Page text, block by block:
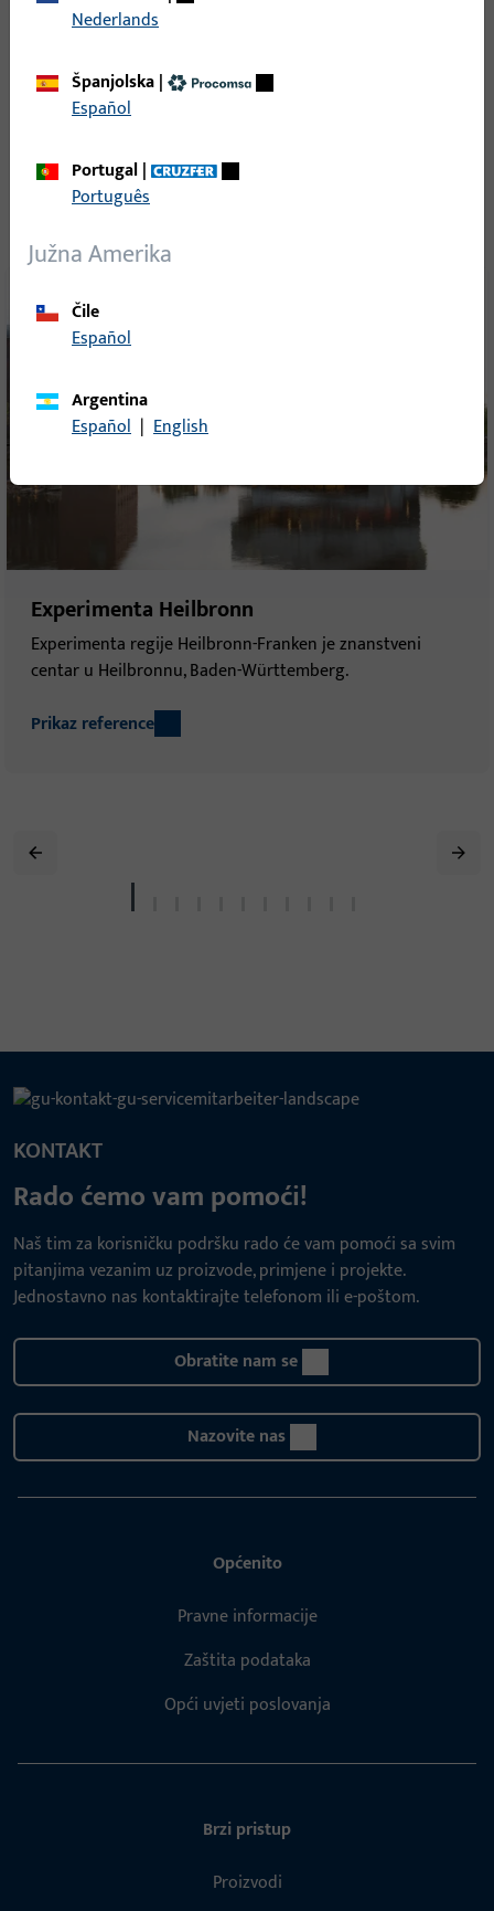
Sve reference
Daljnje reference iz iste branše
Experimenta Heilbronn
Experimenta regije Heilbronn-Franken je znanstveni
centar u Heilbronnu, Baden-Württemberg.
Prikaz reference
KONTAKT
Rado ćemo vam pomoći!
Naš tim za korisničku podršku rado će vam pomoći sa svim
pitanjima vezanim uz proizvode, primjene i projekte.
Jednostavno nas kontaktirajte telefonom ili e-poštom.
Obratite nam se
Nazovite nas
Nederlands
Španjolska|
Español
Portugal|
Português
Južna Amerika
Čile
Español
Argentina
Español | English
Općenito
Pravne informacije
Zaštita podataka
Opći uvjeti poslovanja
Brzi pristup
Proizvodi